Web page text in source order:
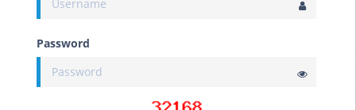
Password